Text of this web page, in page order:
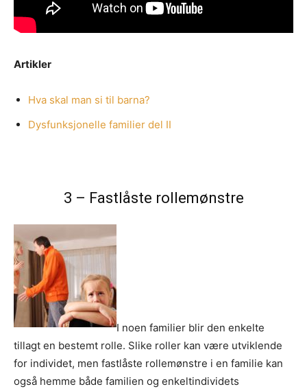
Artikler
Hva skal man si til barna?
Dysfunksjonelle familier del II
3 – Fastlåste rollemønstre
I noen familier blir den enkelte
tillagt en bestemt rolle. Slike roller kan være utviklende
for individet, men fastlåste rollemønstre i en familie kan
også hemme både familien og enkeltindividets